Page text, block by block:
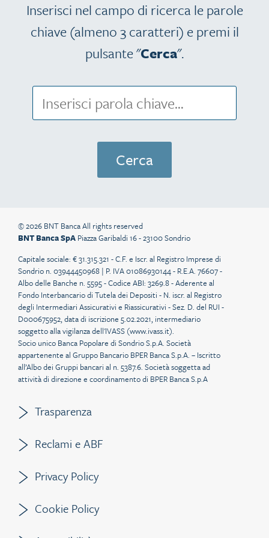
Inserisci nel campo di ricerca le parole
chiave (almeno 3 caratteri) e premi il
pulsante "Cerca".
© 2026 BNT Banca All rights reserved
BNT Banca SpA Piazza Garibaldi 16 - 23100 Sondrio
Capitale sociale: € 31.315.321 - C.F. e Iscr. al Registro Imprese di
Sondrio n. 03944450968 | P. IVA 01086930144 - R.E.A. 76607 -
Albo delle Banche n. 5595 - Codice ABI: 3269.8 - Aderente al
Fondo Interbancario di Tutela dei Depositi - N. iscr. al Registro
degli Intermediari Assicurativi e Riassicurativi - Sez. D. del RUI -
D000675952, data di iscrizione 5.02.2021, intermediario
soggetto alla vigilanza dell'IVASS (www.ivass.it).
Socio unico Banca Popolare di Sondrio S.p.A. Società
appartenente al Gruppo Bancario BPER Banca S.p.A. – Iscritto
all’Albo dei Gruppi bancari al n. 5387.6. Società soggetta ad
attività di direzione e coordinamento di BPER Banca S.p.A
Trasparenza
Reclami e ABF
Privacy Policy
Cookie Policy